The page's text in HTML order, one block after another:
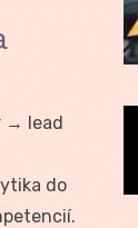
→ lead
do